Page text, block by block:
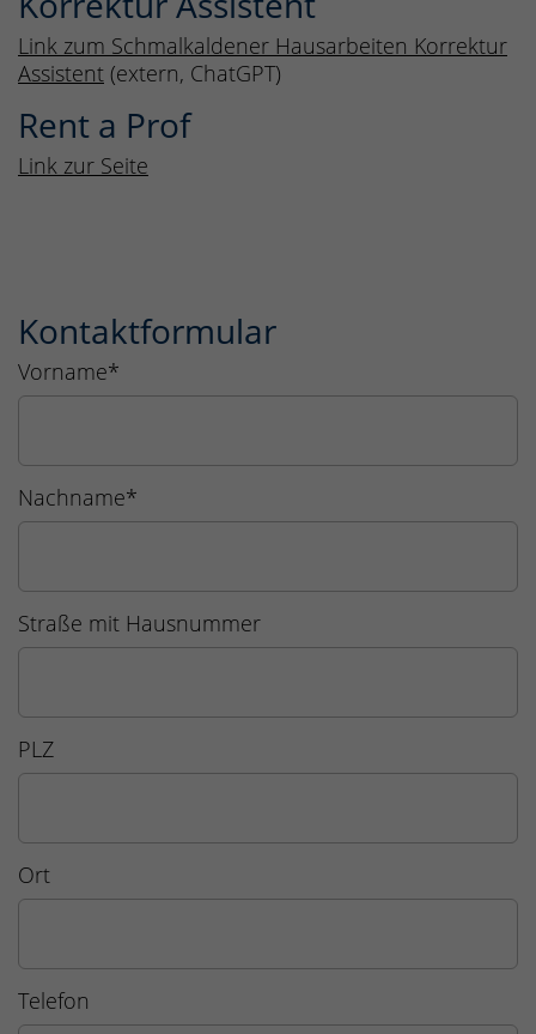
Link zum Schmalkaldener Hausarbeiten Korrektur
Assistent (extern, ChatGPT)
Rent a Prof
Link zur Seite
Kontaktformular
Vorname*
Nachname*
Straße mit Hausnummer
PLZ
Ort
Telefon